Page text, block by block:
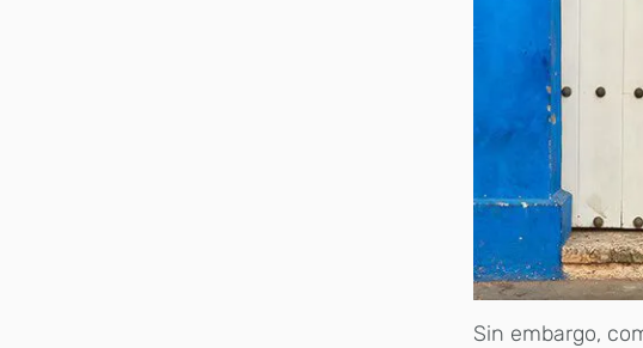
Sin embargo,